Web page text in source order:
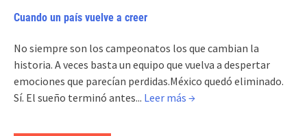
Cuando un país vuelve a creer
No siempre son los campeonatos los que cambian la
historia. A veces basta un equipo que vuelva a despertar
emociones que parecían perdidas.México quedó eliminado.
Sí. El sueño terminó antes... Leer más →